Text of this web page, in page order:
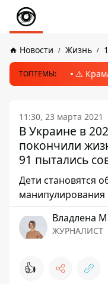
Новости Жизнь
ТОПТЕМЫ: ⚠️
11:30, 23 марта 2021
В Украине в
покончили
91 пытались
Дети становятся
манипулирования
Владлена
ЖУРНАЛИСТ
👍